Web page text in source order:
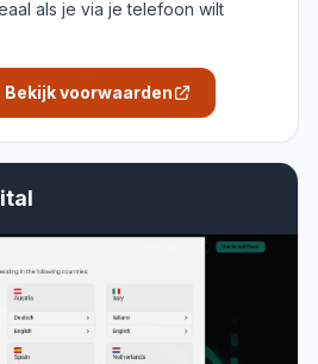
als je via je telefoon wilt
Bekijk voorwaarden